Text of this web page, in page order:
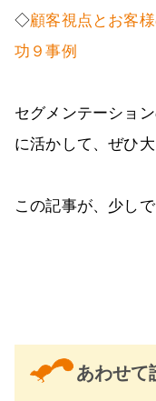
◇顧客視点とお客
功９事例
セグメンテーショ
に活かして、ぜひ
この記事が、少し
あわせて